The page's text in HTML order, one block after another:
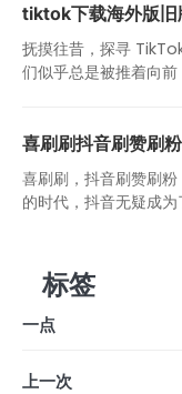
tiktok下载海外版
抚摸往昔，探寻
们似乎总是被推着向
喜刷刷抖音刷赞刷
喜刷刷，抖音刷赞刷
的时代，抖音无疑成
标签
一点
上一次